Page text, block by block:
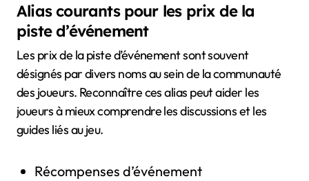
Alias courants pour les prix de la
piste d’événement
Les prix de la piste d’événement sont souvent
désignés par divers noms au sein de la communauté
des joueurs. Reconnaître ces alias peut aider les
joueurs à mieux comprendre les discussions et les
guides liés au jeu.
Récompenses d’événement